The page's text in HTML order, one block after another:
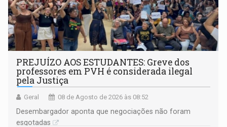
PREJUÍZO AOS ESTUDANTES: Greve dos
professores em PVH é considerada ilegal
pela Justiça
Geral 08 de Agosto de 2026 às 08:52
Desembargador aponta que negociações não foram
esgotadas